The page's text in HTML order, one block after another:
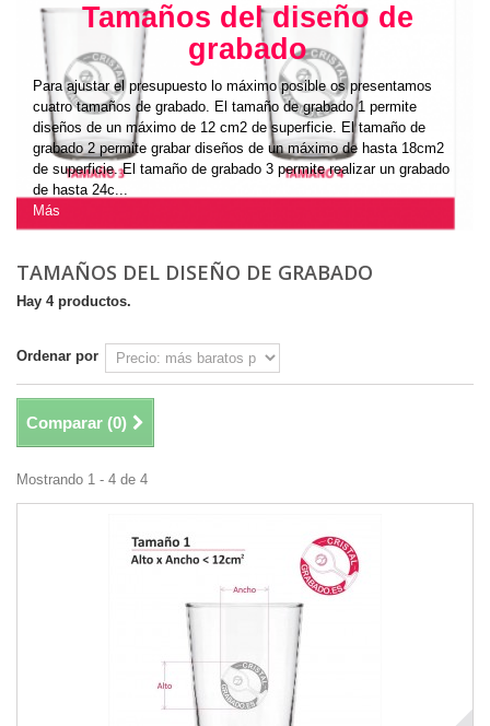
Tamaños del diseño de
grabado
Para ajustar el presupuesto lo máximo posible os presentamos
cuatro tamaños de grabado. El tamaño de grabado 1 permite
diseños de un máximo de 12 cm2 de superficie. El tamaño de
grabado 2 permite grabar diseños de un máximo de hasta 18cm2
de superficie. El tamaño de grabado 3 permite realizar un grabado
de hasta 24c...
Más
TAMAÑOS DEL DISEÑO DE GRABADO
Hay 4 productos.
Ordenar por
Comparar (0)
Mostrando 1 - 4 de 4